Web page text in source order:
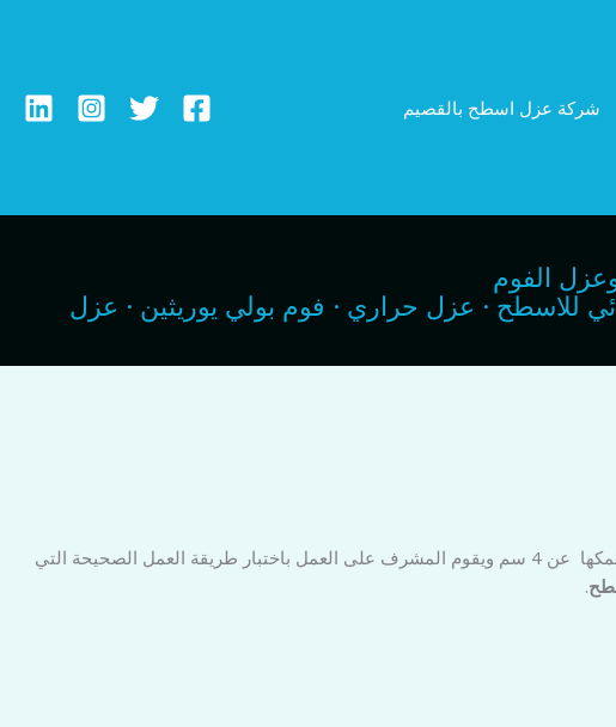
شركة عزل اسطح بالقصيم
الفوم
مائي للاسطح · عزل حراري · فوم بولي يوريثين · عزل
أثناء تنفيذ العمال للصبة الرغوية وليس عند الانتهاء منها فصبة الفوم التي تمنح السطح المتانة والقوة يجب ألا يقل سمكها عن 4 سم ويقوم المشرف على العمل باختبار طريقة العمل الصحيحة التي
.